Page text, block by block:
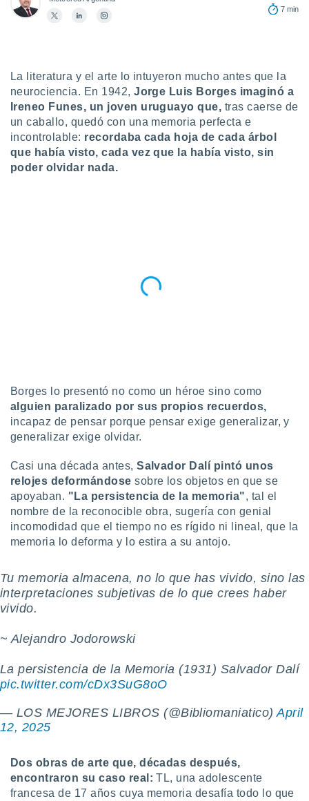
en
y
de
sean
se
ni para
o
aunque
acceder a
web a
abono
únicos
como
este sitio
7 min
La literatura y el arte lo intuyeron mucho antes que la
neurociencia. En 1942,Jorge Luis Borges imaginó a
Ireneo Funes, un joven uruguayo que, tras caerse de
un caballo, quedó con una memoria perfecta e
incontrolable: recordaba cada hoja de cada árbol
que había visto, cada vez que la había visto, sin
poder olvidar nada.
Borges lo presentó no como un héroe sino como
alguien paralizado por sus propios recuerdos,
incapaz de pensar porque pensar exige generalizar, y
generalizar exige olvidar.
Casi una década antes,Salvador Dalí pintó unos
relojes deformándose sobre los objetos en que se
apoyaban. "La persistencia de la memoria", tal el
nombre de la reconocible obra, sugería con genial
incomodidad que el tiempo no es rígido ni lineal, que la
memoria lo deforma y lo estira a su antojo.
Tu memoria almacena, no lo que has vivido, sino las
interpretaciones subjetivas de lo que crees haber
vivido.
~ Alejandro Jodorowski
La persistencia de la Memoria (1931) Salvador Dalí
pic.twitter.com/cDx3SuG8oO
— LOS MEJORES LIBROS (@Bibliomaniatico)April
12, 2025
Dos obras de arte que, décadas después,
encontraron su caso real: TL, una adolescente
francesa de 17 años cuya memoria desafía todo lo que